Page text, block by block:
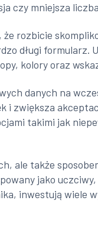
czy mniejsza
rozbicie
długi
kolory oraz
danych na
i zwiększa
takimi jak
ale także
jako
inwestują wiele